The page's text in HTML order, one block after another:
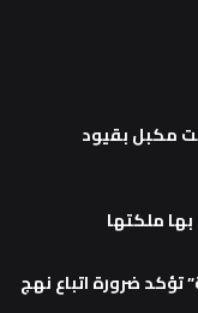
مكبل بقيود
ملكتها
تؤكد ضرورة اتباع نهج